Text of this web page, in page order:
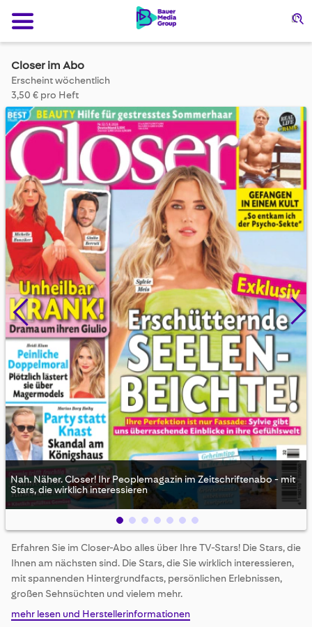
Closer im Abo
Erscheint wöchentlich
3,50 € pro Heft
Skip
to
the
end
of
the
images
gallery
Nah. Näher. Closer! Ihr Peoplemagazin im Zeitschriftenabo - mit
Stars, die wirklich interessieren
to
the
beginning
of
images
Erfahren Sie im Closer-Abo alles über Ihre TV-Stars! Die Stars, die
Ihnen am nächsten sind. Die Stars, die Sie wirklich interessieren,
mit spannenden Hintergrundfacts, persönlichen Erlebnissen,
großen Sehnsüchten und vielem mehr.
mehr lesen und Herstellerinformationen